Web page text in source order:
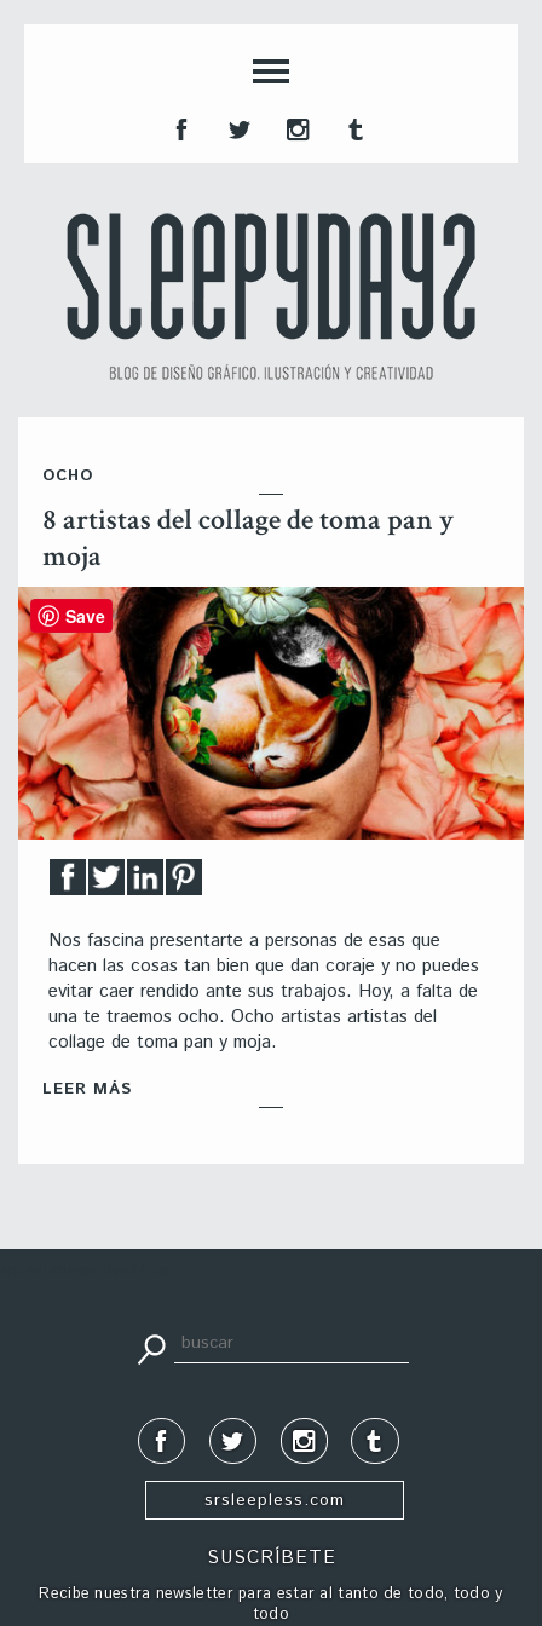
OCHO
8 artistas del collage de toma pan y
moja
Nos fascina presentarte a personas de esas que
hacen las cosas tan bien que dan coraje y no puedes
evitar caer rendido ante sus trabajos. Hoy, a falta de
una te traemos ocho. Ocho artistas artistas del
collage de toma pan y moja.
LEER MÁS
srsleepless.com
SUSCRÍBETE
Recibe nuestra newsletter para estar al tanto de todo, todo y
todo
Save